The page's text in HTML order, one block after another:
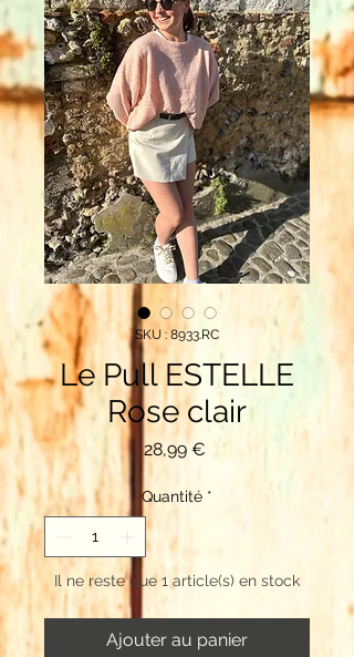
SKU : 8933.RC
Le Pull ESTELLE
Rose clair
28,99 €Prix
Quantité *
Il ne reste que 1 article(s) en stock
Ajouter au panier